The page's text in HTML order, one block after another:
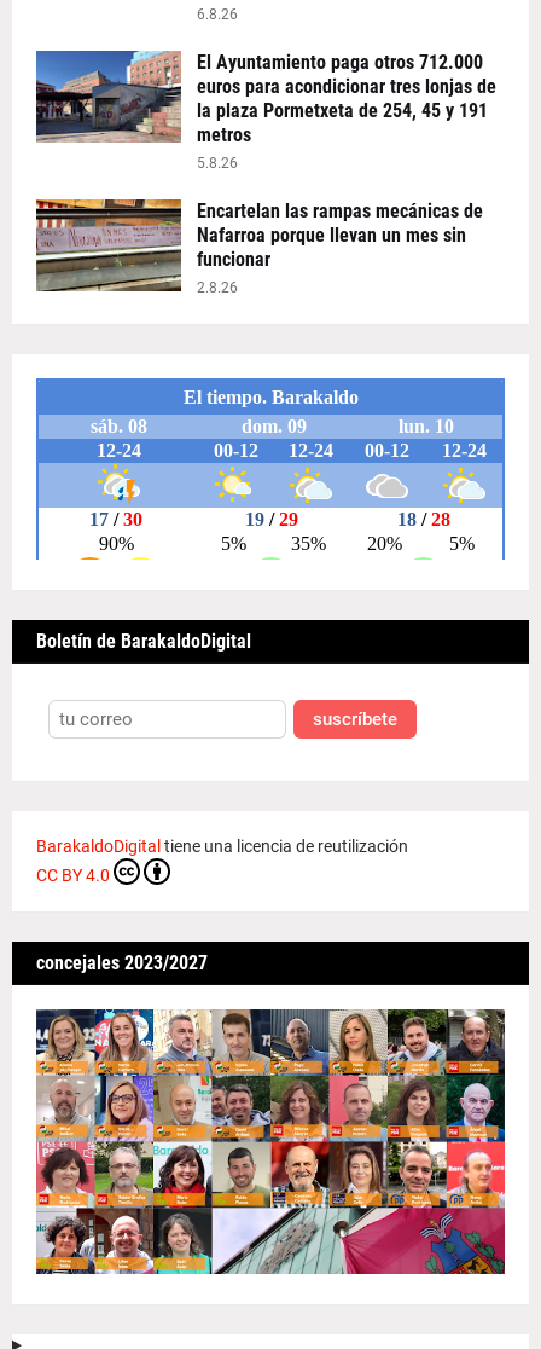
6.8.26
El Ayuntamiento paga otros 712.000
euros para acondicionar tres lonjas de
la plaza Pormetxeta de 254, 45 y 191
metros
5.8.26
Encartelan las rampas mecánicas de
Nafarroa porque llevan un mes sin
funcionar
2.8.26
Boletín de BarakaldoDigital
suscríbete
BarakaldoDigital tiene una licencia de reutilización
CC BY 4.0
concejales 2023/2027